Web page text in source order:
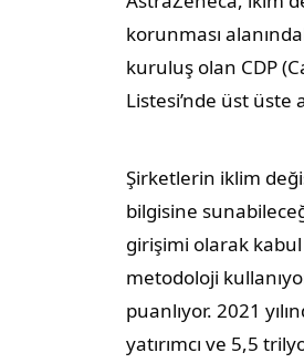
korunması
kuruluş olan CDP
Listesi’nde üst üste
Şirketlerin iklim
bilgisine
girişimi olarak kabul
metodoloji
puanlıyor. 2021
yatırımcı ve 5,5